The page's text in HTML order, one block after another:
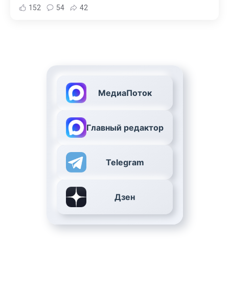
152 54 42
МедиаПоток
Главный редактор
Telegram
Дзен